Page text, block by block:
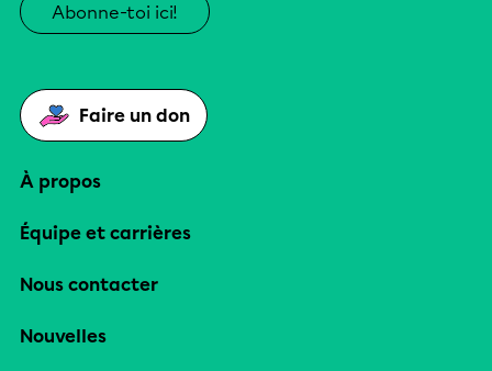
Abonne-toi ici!
Faire un don
À propos
Équipe et carrières
Nous contacter
Nouvelles